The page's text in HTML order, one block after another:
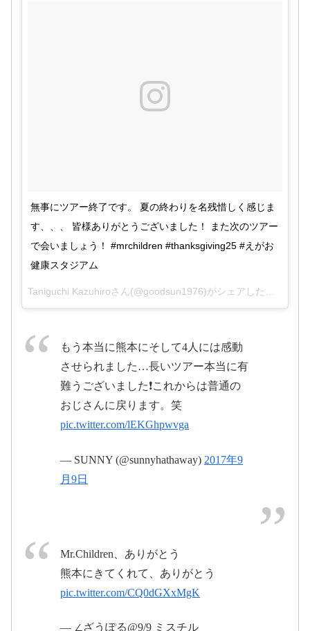
2017年8月26日
2017年9
月8日
ページが見つかりませんでした | 一般財団法
人 熊本県スポーツ振興事業団
スチル25
pic.twitter.com/JJA6k2y2oI
2017年9月9日
2017年9
月8日
pic.twitter.com/Wqoz9l5NdP
9月9日
無事にツアー終了です。 夏の終わりを名残惜しく感じま
す、、、 皆様ありがとうございました！ また次のツアー
で会いましょう！ #mrchildren #thanksgiving25 #えがお
健康スタジアム
もう本当に熊本にそして4人には感動
させられました…長いツアー本当に有
難うございました❗️これからは普通の
おじさんに戻ります。笑
pic.twitter.com/lEKGhpwvga
— SUNNY (@sunnyhathaway) 2017年9
月9日
Mr.Children、ありがとう
熊本にきてくれて、ありがとう
pic.twitter.com/CQ0dGXxMgK
— ∠ざうぽる@9/9 ミスチル